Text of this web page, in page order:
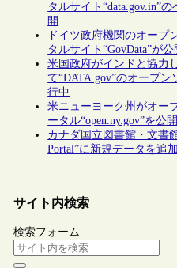
タルサイト“data.gov.in”
開
ドイツ政府機関のオープ
タルサイト“GovData”が公
米国政府がインドと協力
て“DATA.gov”のオープン
行中
米ニューヨーク州がオー
ータル“open.ny.gov”を公開
カナダ国立図書館・文書
Portal”に新規データを追
サイト内検索
検索フォーム